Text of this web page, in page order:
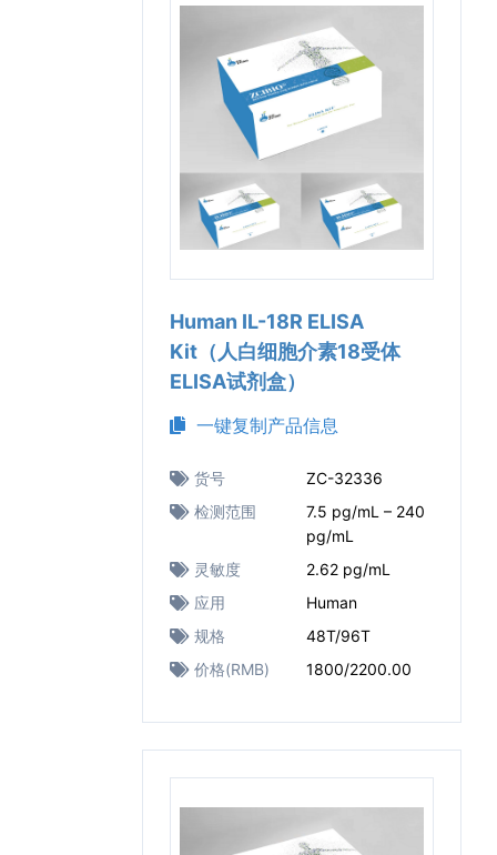
Human IL-18R ELISA
Kit（人白细胞介素18受体
ELISA试剂盒）
一键复制产品信息
货号
ZC-32336
检测范围
7.5 pg/mL – 240
pg/mL
灵敏度
2.62 pg/mL
应用
Human
规格
48T/96T
价格(RMB)
1800/2200.00